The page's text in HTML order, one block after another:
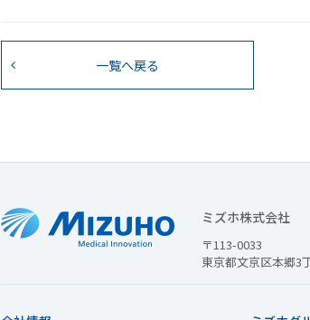
PMDA
(独立行政法人 医薬品医療機器総合機構）
一覧へ戻る
ミズホ株式会社
〒113-0033
東京都文京区本郷3